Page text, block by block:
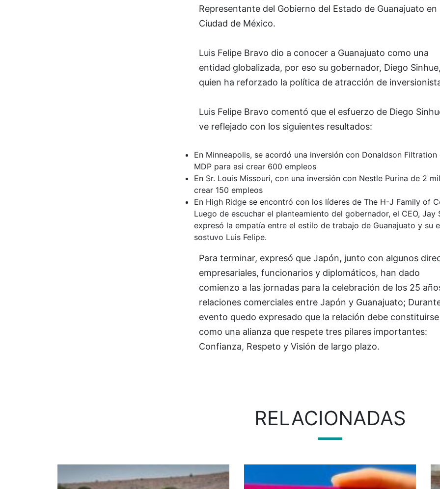
Representante del Gobierno del Estado de Guanajuato en
Ciudad de México.
Luis Felipe Bravo dio a conocer a Guanajuato como una
entidad globalizada, por eso su gobernador, Diego
quien ha reforzado la política de atracción de
Luis Felipe Bravo comentó que el esfuerzo de Diego
ve reflejado con los siguientes resultados:
En Minneapolis, se acordó una inversión con Donaldson Filtration
MDP para asi crear 600 empleos
En Sr. Louis Missouri, con una inversión con Nestle Purina de 2
crear 150 empleos
En High Ridge se encontró con los líderes de The H-J Family of
Luego de escuchar el planteamiento del gobernador, el CEO, Jay
expresó la empatía entre el estilo de trabajo de Guanajuato y su
sostuvo Luis Felipe.
Para terminar, expresó que Japón, junto con algunos
empresariales, funcionarios y diplomáticos, han dado
comienzo a las jornadas para la celebración de los 25
relaciones comerciales entre Japón y Guanajuato;
evento quedo expresado que la relación debe constituirse
como una alianza que respete tres pilares importantes:
Confianza, Respeto y Visión de largo plazo.
RELACIONADAS